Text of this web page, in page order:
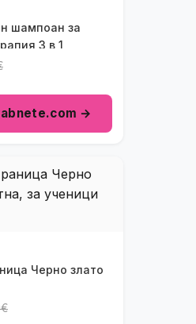
шампоан за
3 в 1
→
Черно злато